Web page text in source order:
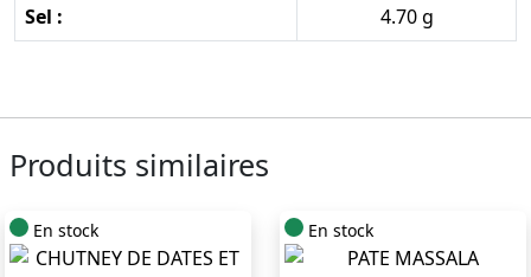
Sel :
4.70 g
Produits similaires
En stock En stock